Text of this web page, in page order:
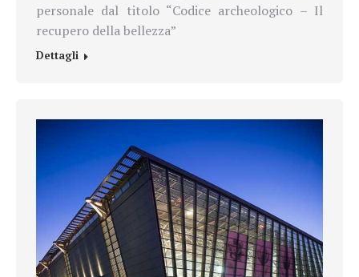
personale dal titolo “Codice archeologico – Il
recupero della bellezza”
Dettagli